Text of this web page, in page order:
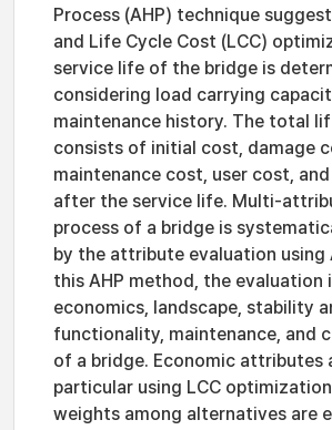
Process (AHP) technique
and Life Cycle Cost (LCC)
service life of the bridge is
considering load carrying
maintenance history. The total
consists of initial cost, damage
maintenance cost, user cost,
after the service life. Multi-
process of a bridge is
by the attribute evaluation using
this AHP method, the evaluation
economics, landscape, stability
functionality, maintenance, and
of a bridge. Economic attributes
particular using LCC
weights among alternatives are